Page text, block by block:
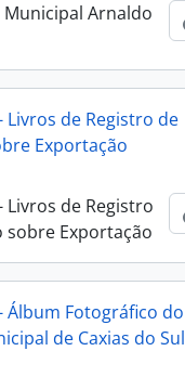
Municipal Arnaldo
Livros de Registro de
Exportação
Livros de Registro
sobre Exportação
Álbum Fotográfico do
de Caxias do Sul